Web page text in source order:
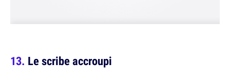
Le scribe accroupi